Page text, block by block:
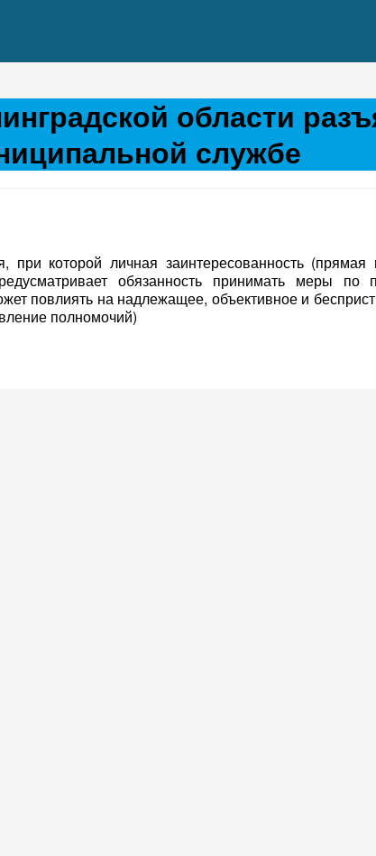
области
службе
которой личная заинтересованность
обязанность принимать меры по
повлиять на надлежащее, объективное и
полномочий)